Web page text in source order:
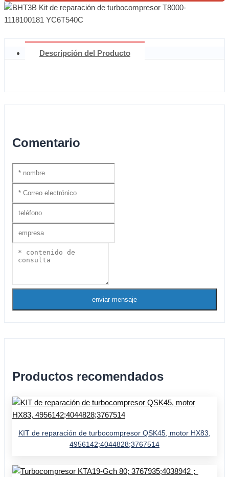
Descripción del Producto
Comentario
enviar mensaje
Productos recomendados
KIT de reparación de turbocompresor QSK45, motor HX83,
4956142;4044828;3767514